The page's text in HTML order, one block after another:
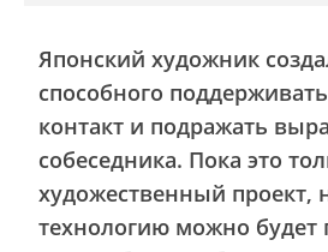
Японский художник
способного
контакт и подражать
собеседника. Пока это
художественный проект,
технологию можно будет